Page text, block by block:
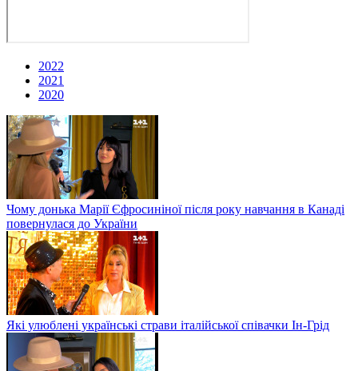
2022
2021
2020
Чому донька Марії Єфросиніної після року навчання в Канаді
повернулася до України
Які улюблені українські страви італійської співачки Ін-Грід